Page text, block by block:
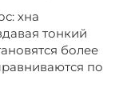
хна
тонкий
более
по